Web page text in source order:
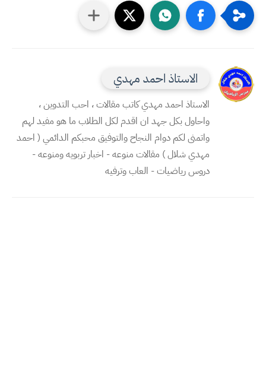
الاستاذ احمد مهدي
الاستاذ احمد مهدي كاتب مقالات ، احب التدوين ،
واحاول بكل جهد ان اقدم لكل الطلاب ما هو مفيد لهم
واتمنى لكم دوام النجاح والتوفيق محبكم الدائمي ( احمد
مهدي شلال ) مقالات منوعه - اخبار تربويه ومنوعه -
دروس رياضيات - العاب وترفيه